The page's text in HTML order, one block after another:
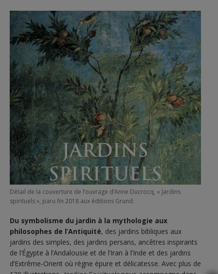
Détail de la couverture de l’ouvrage d’Anne Ducrocq, « Jardins
spirituels », paru fin 2018 aux éditions Grund.
Du symbolisme du jardin à la mythologie aux
philosophes de l’Antiquité, des jardins bibliques aux
jardins des simples, des jardins persans, ancêtres inspirants
de l’Égypte à l’Andalousie et de l’Iran à l’Inde et des jardins
d’Extrême-Orient où règne épure et délicatesse. Avec plus de